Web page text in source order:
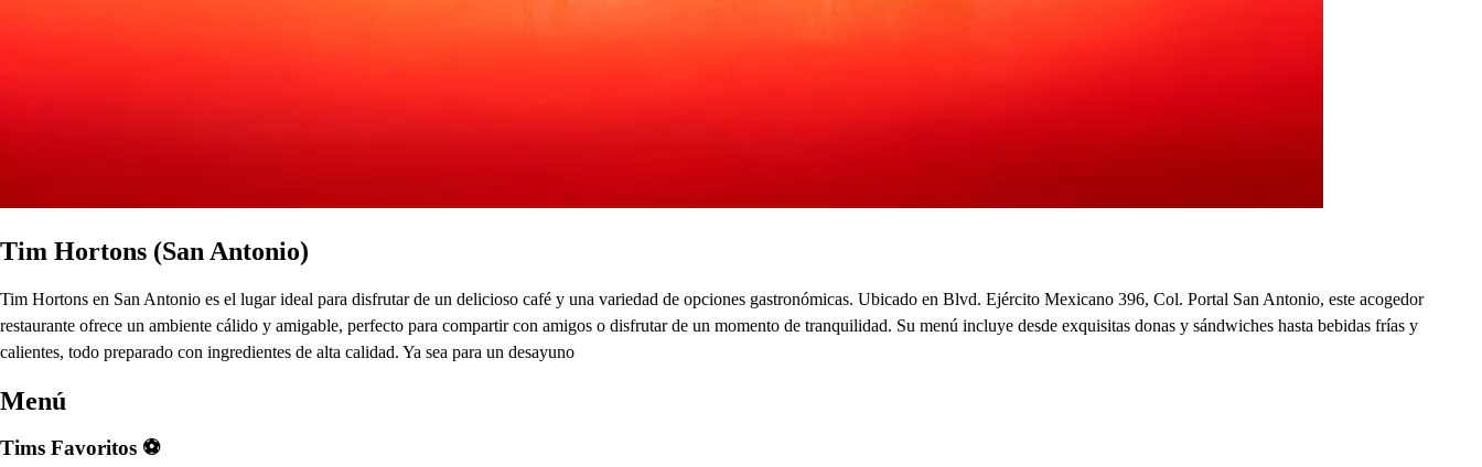
Tim Hortons (San Antonio)
Tim Hortons en San Antonio es el lugar ideal para disfrutar de un delicioso café y una variedad de opciones gastronómicas. Ubicado en Blvd. Ejército Mexicano 396, Col. Portal San Antonio, este acogedor
restaurante ofrece un ambiente cálido y amigable, perfecto para compartir con amigos o disfrutar de un momento de tranquilidad. Su menú incluye desde exquisitas donas y sándwiches hasta bebidas frías y
calientes, todo preparado con ingredientes de alta calidad. Ya sea para un desayuno
Menú
Tims Favoritos ⚽